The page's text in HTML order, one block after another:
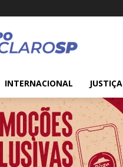
INTERNACIONAL JUSTIÇA